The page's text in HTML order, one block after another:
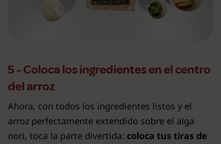
5 - Coloca los ingredientes en el centro
del arroz
Ahora, con todos los ingredientes listos y el
arroz perfectamente extendido sobre el alga
nori, toca la parte divertida: coloca tus tiras de